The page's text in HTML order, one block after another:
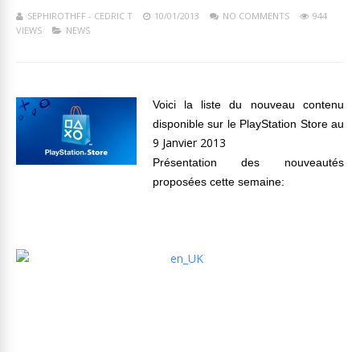
SEPHIROTHFF - CEDRIC T 10/01/2013 NO COMMENTS
944
VIEWS
NEWS
Voici la liste du nouveau contenu
disponible sur le PlayStation Store au
9 Janvier 2013
Présentation des nouveautés
proposées cette semaine: